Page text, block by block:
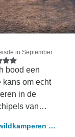
in September
bood een
om echt
in de
van
dat daar
voor nodig
op